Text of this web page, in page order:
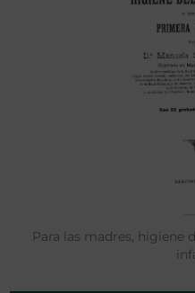
Para las madres, higiene